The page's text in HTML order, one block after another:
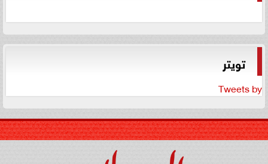
تويتر
Tweets by